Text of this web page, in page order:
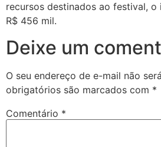
recursos destinados ao festival, o
R$ 456 mil.
Deixe um
O seu endereço de e-mail não
obrigatórios são marcados com *
Comentário *